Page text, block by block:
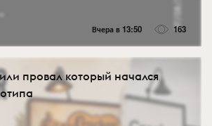
Вчера в 13:50 163
провал который начался